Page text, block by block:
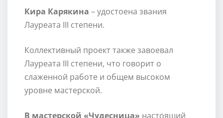
Кира Карякина – удостоена звания
Лауреата III степени.
Коллективный проект также завоевал
Лауреата III степени, что говорит о
слаженной работе и общем высоком
уровне мастерской.
В мастерской «Чудесница» настоящий